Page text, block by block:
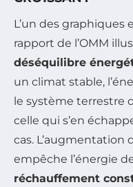
L’un des graphiques
rapport de l’OMM
déséquilibre
un climat stable,
le système terrestre
celle qui s’en
cas. L’augmentation
empêche l’énergie
réchauffement